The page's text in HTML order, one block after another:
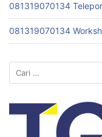
081319070134
081319070134
Cari
untuk: